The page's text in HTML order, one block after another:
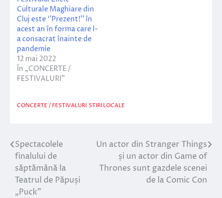
Culturale Maghiare din
Cluj este ‘’Prezent!’’ în
acest an în forma care l-
a consacrat înainte de
pandemie
12 mai 2022
În „CONCERTE /
FESTIVALURI”
CONCERTE / FESTIVALURI STIRI LOCALE
Navigare
în
articole
Spectacolele
finalului de
săptămână la
Teatrul de Păpuși
„Puck”
Un actor din Stranger Things
și un actor din Game of
Thrones sunt gazdele scenei
de la Comic Con